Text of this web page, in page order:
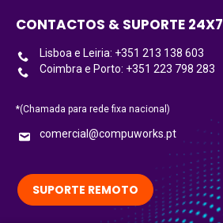
CONTACTOS & SUPORTE 24X7
Lisboa e Leiria: +351 213 138 603
Coimbra e Porto: +351 223 798 283
*(Chamada para rede fixa nacional)
comercial@compuworks.pt
SUPORTE REMOTO